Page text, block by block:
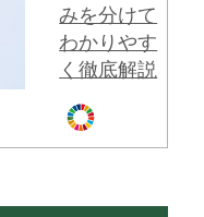
みを分けて
わかりやす
く徹底解説